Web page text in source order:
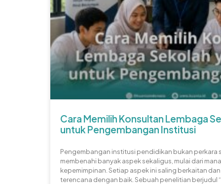
Cara Memilih Konsultan Lembaga
untuk Pengembangan Institusi
Pengembangan institusi pendidikan bukan perkara
membenahi banyak aspek sekaligus, mulai dari
kepemimpinan. Setiap aspek ini saling berkaitan
terencana dengan baik. Sebuah penelitian berjudul